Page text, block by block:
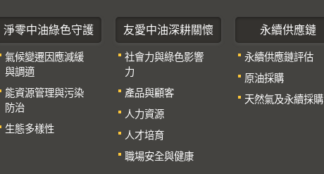
淨零中油綠色守護
氣候變遷因應減緩
與調適
能資源管理與污染
防治
生態多樣性
友愛中油深耕關懷
社會力與綠色影響
力
產品與顧客
人力資源
人才培育
職場安全與健康
永續供應鏈
永續供應鏈評估
原油採購
天然氣及永續採購